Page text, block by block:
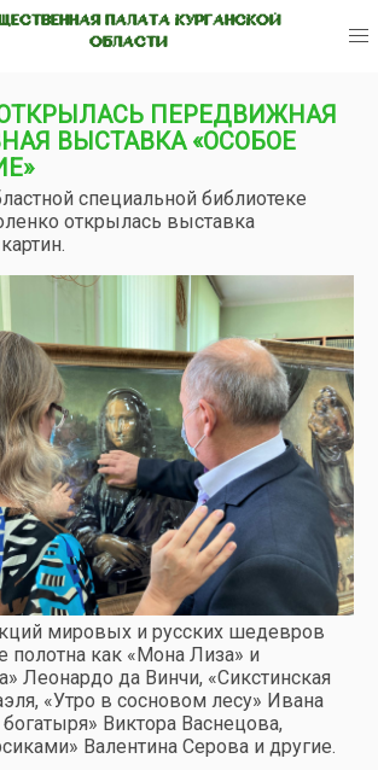
ПАЛАТА КУРГАНСКОЙ
ОБЛАСТИ
ПЕРЕДВИЖНАЯ
ВЫСТАВКА «ОСОБОЕ
специальной библиотеке
открылась выставка
мировых и русских шедевров
полотна как «Мона Лиза» и
Леонардо да Винчи, «Сикстинская
«Утро в сосновом лесу» Ивана
Виктора Васнецова,
Валентина Серова и другие.